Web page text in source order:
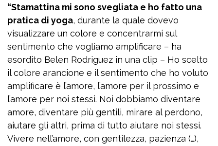
“Stamattina mi sono svegliata e ho fatto una
pratica di yoga, durante la quale dovevo
visualizzare un colore e concentrarmi sul
sentimento che vogliamo amplificare – ha
esordito Belen Rodriguez in una clip – Ho scelto
il colore arancione e il sentimento che ho voluto
amplificare è l’amore, l’amore per il prossimo e
l’amore per noi stessi. Noi dobbiamo diventare
amore, diventare più gentili, mirare al perdono,
aiutare gli altri, prima di tutto aiutare noi stessi.
Vivere nell’amore, con gentilezza, pazienza (…),